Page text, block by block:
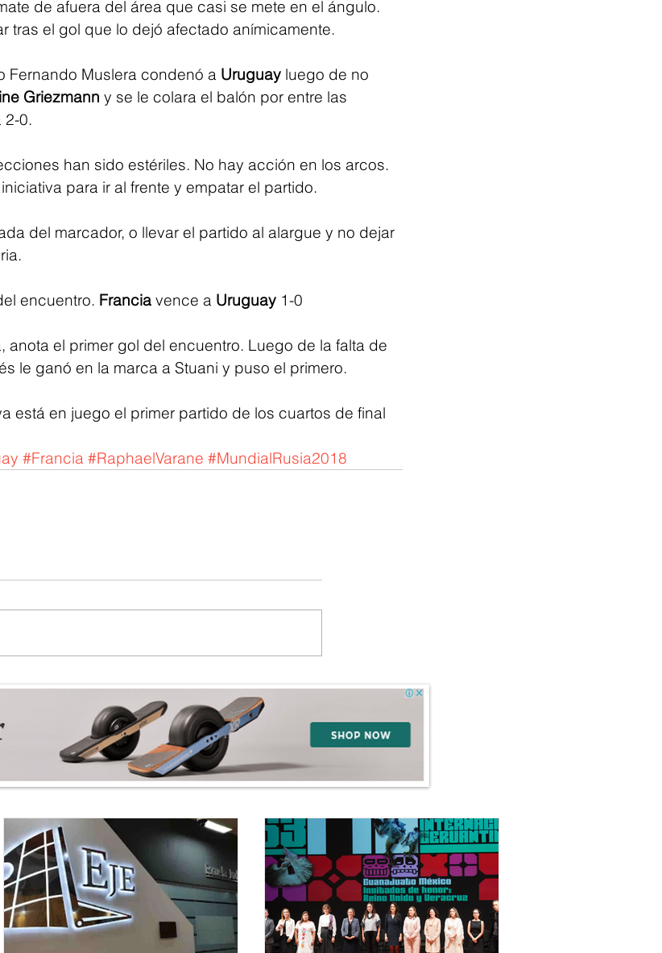
de afuera del área que casi se mete en el ángulo.
tras el gol que lo dejó afectado anímicamente.
Fernando Muslera condenó a Uruguay luego de no
Griezmann y se le colara el balón por entre las
2-0.
han sido estériles. No hay acción en los arcos.
para ir al frente y empatar el partido.
del marcador, o llevar el partido al alargue y no dejar
encuentro. Francia vence a Uruguay 1-0
anota el primer gol del encuentro. Luego de la falta de
le ganó en la marca a Stuani y puso el primero.
está en juego el primer partido de los cuartos de final
#Francia #RaphaelVarane #MundialRusia2018